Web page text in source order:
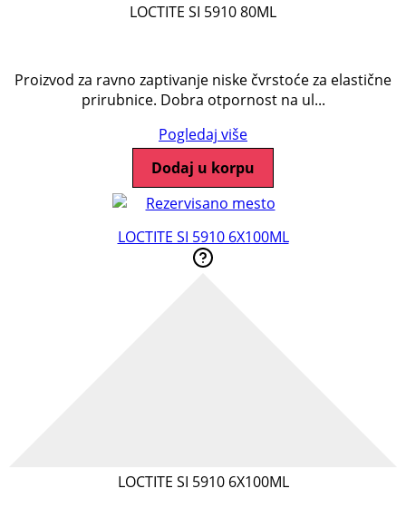
LOCTITE SI 5910 80ML
Proizvod za ravno zaptivanje niske čvrstoće za elastične
prirubnice. Dobra otpornost na ul...
Pogledaj više
Dodaj u korpu
LOCTITE SI 5910 6X100ML
LOCTITE SI 5910 6X100ML